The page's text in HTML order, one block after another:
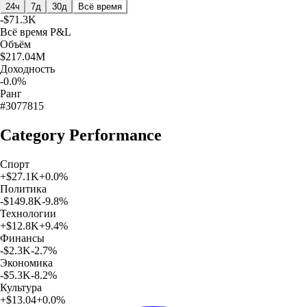
24ч 7д 30д Всё время
-$71.3K
Всё время P&L
Объём
$217.04M
Доходность
-0.0%
Ранг
#3077815
Category Performance
Спорт
+$27.1K+0.0%
Политика
-$149.8K-9.8%
Технологии
+$12.8K+9.4%
Финансы
-$2.3K-2.7%
Экономика
-$5.3K-8.2%
Культура
+$13.04+0.0%